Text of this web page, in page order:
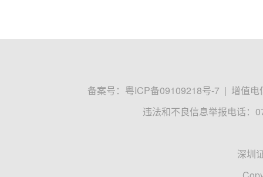
备案号： 粤ICP备09109218号-7 | 增值电
违法和不良信息举报电话：
深圳